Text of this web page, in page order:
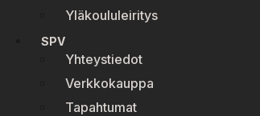
Yläkoululeiritys
SPV
Yhteystiedot
Verkkokauppa
Tapahtumat